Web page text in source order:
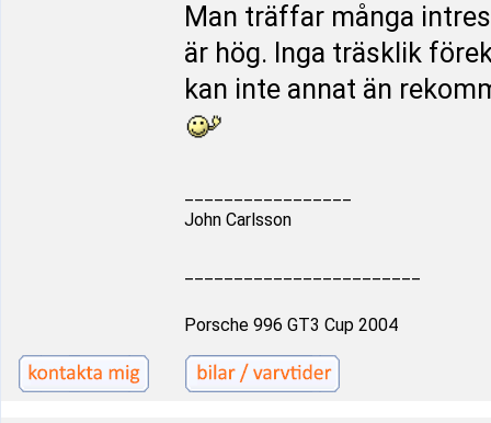
Man träffar många
är hög. Inga träsklik
kan inte annat än
John Carlsson
Porsche 996 GT3 Cup 2004